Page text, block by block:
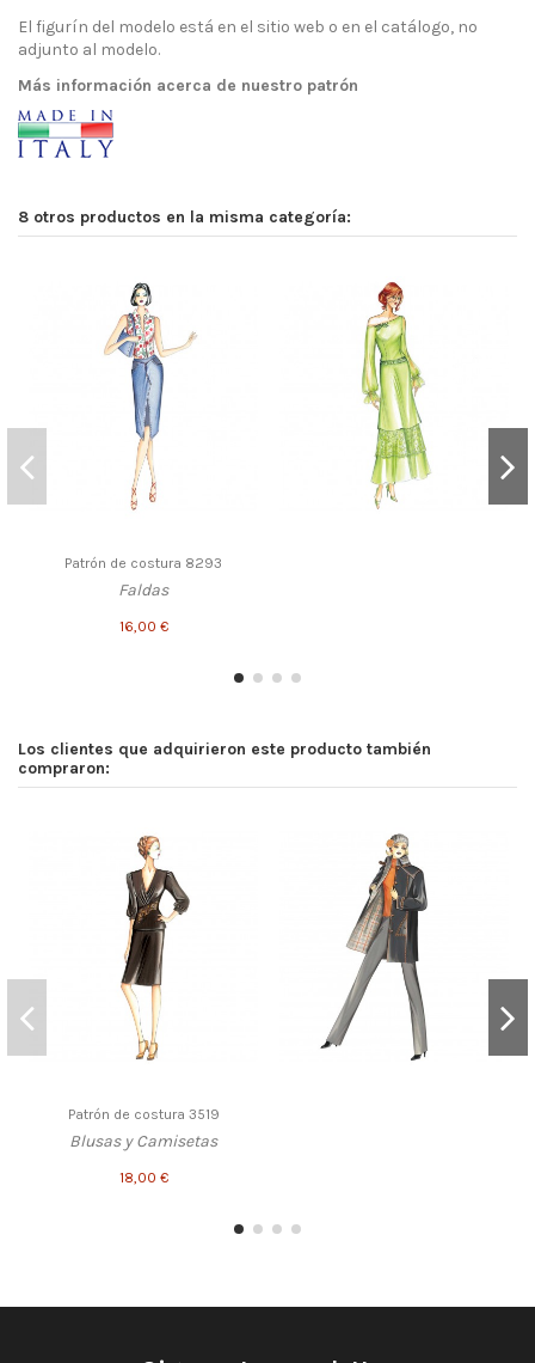
El figurín del modelo está en el sitio web o en el catálogo, no
adjunto al modelo.
Más información acerca de nuestro patrón
8 otros productos en la misma categoría:
Patrón de costura 8293
Faldas
16,00 €
Los clientes que adquirieron este producto también
compraron:
Patrón de costura 3519
Blusas y Camisetas
18,00 €